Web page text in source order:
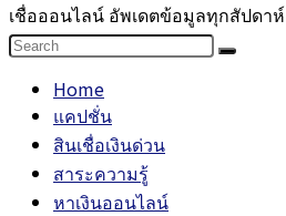
เชื่อออนไลน์ อัพเดตข้อมูลทุกสัปดาห์
Home
แคปชั่น
สินเชื่อเงินด่วน
สาระความรู้
หาเงินออนไลน์